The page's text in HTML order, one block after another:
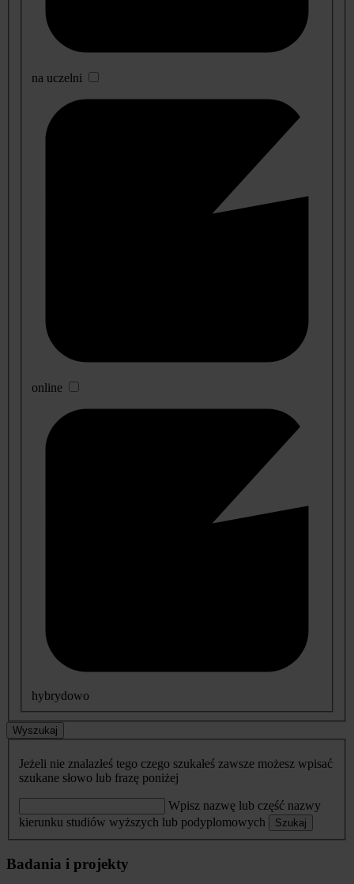
na uczelni
online
hybrydowo
Wyszukaj
Jeżeli nie znalazłeś tego czego szukałeś zawsze możesz wpisać
szukane słowo lub frazę poniżej
Wpisz nazwę lub część nazwy
kierunku studiów wyższych lub podyplomowych
Szukaj
Badania i projekty